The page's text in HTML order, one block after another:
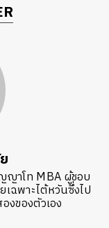
าโท MBA ผู้ชอบ
ฉพาะไต้หวันซึ่งไป
งของตัวเอง